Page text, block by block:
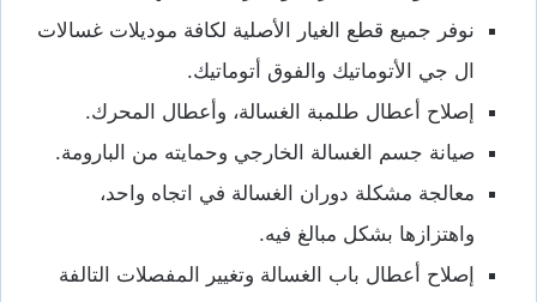
نوفر جميع قطع الغيار الأصلية لكافة موديلات غسالات
ال جي الأتوماتيك والفوق أتوماتيك.
إصلاح أعطال طلمبة الغسالة، وأعطال المحرك.
صيانة جسم الغسالة الخارجي وحمايته من البارومة.
معالجة مشكلة دوران الغسالة في اتجاه واحد،
واهتزازها بشكل مبالغ فيه.
إصلاح أعطال باب الغسالة وتغيير المفصلات التالفة